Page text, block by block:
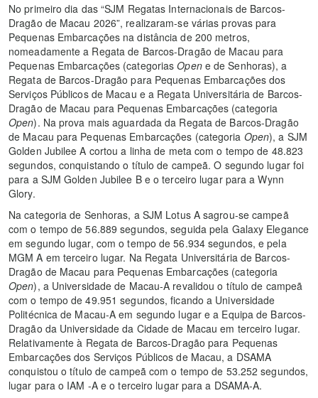
No primeiro dia das “SJM Regatas Internacionais de Barcos-
Dragão de Macau 2026”, realizaram-se várias provas para
Pequenas Embarcações na distância de 200 metros,
nomeadamente a Regata de Barcos-Dragão de Macau para
Pequenas Embarcações (categoriasOpene de Senhoras), a
Regata de Barcos-Dragão para Pequenas Embarcações dos
Serviços Públicos de Macau e a Regata Universitária de Barcos-
Dragão de Macau para Pequenas Embarcações (categoria
Open). Na prova mais aguardada da Regata de Barcos-Dragão
de Macau para Pequenas Embarcações (categoria Open), a SJM
Golden Jubilee A cortou a linha de meta com o tempo de 48.823
segundos, conquistando o título de campeã. O segundo lugar foi
para a SJM Golden Jubilee B e o terceiro lugar para a Wynn
Glory.
Na categoria de Senhoras, a SJM Lotus A sagrou-se campeã
com o tempo de 56.889 segundos, seguida pela Galaxy Elegance
em segundo lugar, com o tempo de 56.934 segundos, e pela
MGM A em terceiro lugar. Na Regata Universitária de Barcos-
Dragão de Macau para Pequenas Embarcações (categoria
Open), a Universidade de Macau-A revalidou o título de campeã
com o tempo de 49.951 segundos, ficando a Universidade
Politécnica de Macau-A em segundo lugar e a Equipa de Barcos-
Dragão da Universidade da Cidade de Macau em terceiro lugar.
Relativamente à Regata de Barcos-Dragão para Pequenas
Embarcações dos Serviços Públicos de Macau, a DSAMA
conquistou o título de campeã com o tempo de 53.252 segundos,
lugar para o IAM -A e o terceiro lugar para a DSAMA-A.